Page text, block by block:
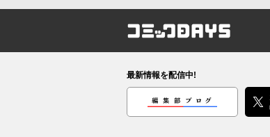
コミックDAYS
最新情報を配信中!
編集部ブログ